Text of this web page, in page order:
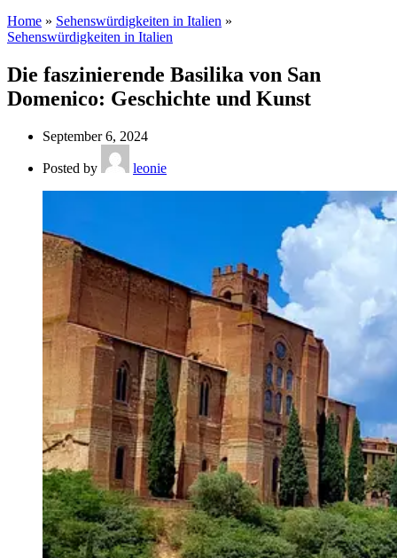
Home » Sehenswürdigkeiten in Italien »
Sehenswürdigkeiten in Italien
Die faszinierende Basilika von San
Domenico: Geschichte und Kunst
September 6, 2024
Posted by leonie